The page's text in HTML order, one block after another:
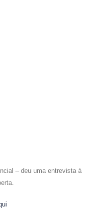
– deu uma entrevista à